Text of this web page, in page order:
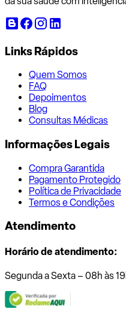
Links Rápidos
Quem Somos
FAQ
Depoimentos
Blog
Consultas Médicas
Informações Legais
Compra Garantida
Pagamento Protegido
Política de Privacidade
Termos e Condições
Atendimento
Horário de atendimento:
Segunda a Sexta – 08h às